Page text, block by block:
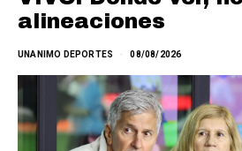
alineaciones
UNANIMO DEPORTES 08/08/2026